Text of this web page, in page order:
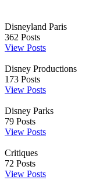
Disneyland Paris
362 Posts
View Posts
Disney Productions
173 Posts
View Posts
Disney Parks
79 Posts
View Posts
Critiques
72 Posts
View Posts